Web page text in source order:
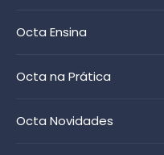
Octa Ensina
Octa na Prática
Octa Novidades